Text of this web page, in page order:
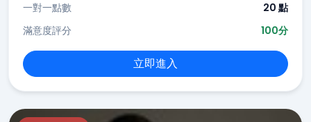
一對一點數
20 點
滿意度評分
100分
立即進入